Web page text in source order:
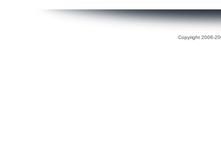
Copyright 2006-